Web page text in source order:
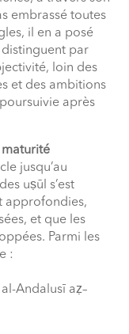
embrassé toutes
il en a posé
distinguent par
loin des
et des ambitions
après
maturité
jusqu’au
uṣūl s’est
approfondies,
et que les
Parmi les
:
al-Andalusī aẓ–